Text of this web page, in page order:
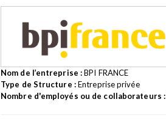
Nom de l’entreprise :BPI FRANCE
Type de Structure :Entreprise privée
Nombre d'employés ou de collaborateurs :